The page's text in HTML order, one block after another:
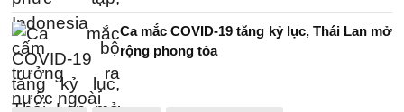
Ca mắc COVID-19 tăng kỷ lục, Thái Lan mở
rộng phong tỏa